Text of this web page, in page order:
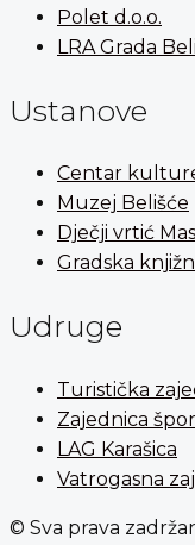
Polet d.o.o.
LRA Grada
Ustanove
Centar
Muzej Belišće
Dječji vrtić
Gradska
Udruge
Turistička
Zajednica
LAG Karašica
Vatrogasna
© Sva prava